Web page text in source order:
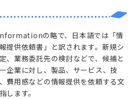
の略で、日本語では「情
提供依頼書」と訳されます。新規シ
、業務委託先の検討などで、候補と
企業に対し、製品、サービス、技
費用感などの情報提供を依頼する文
します。